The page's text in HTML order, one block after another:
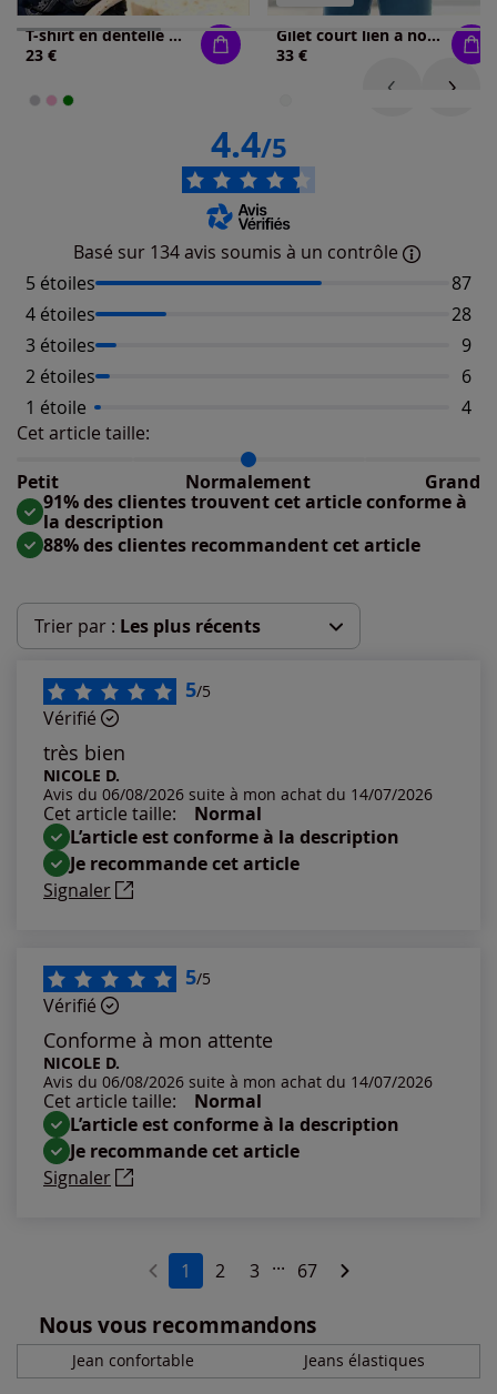
T-shirt en dentelle manches bouffantes discrètes
23 €
Gilet court lien à nouer
33 €
4.4/5
Basé sur 134 avis soumis à un contrôle
5 étoiles
87
4 étoiles
28
3 étoiles
9
2 étoiles
6
1 étoile
4
Cet article taille:
Petit
Normalement Grand
Répartition du taillant selon les avis clients
Taille normalement : 87%
Taille grand : 7%
91% des clientes trouvent cet article conforme à
la description
88% des clientes recommandent cet article
Trier par : Les plus récents
Les plus récents
Les plus anciens
Notes les plus élevées
Notes les plus basses
5/5
Vérifié
très bien
NICOLE D.
Avis du 06/08/2026 suite à mon achat du 14/07/2026
Cet article taille:
Normal
L’article est conforme à la description
Je recommande cet article
Signaler
5/5
Vérifié
Conforme à mon attente
NICOLE D.
Avis du 06/08/2026 suite à mon achat du 14/07/2026
Cet article taille:
Normal
L’article est conforme à la description
Je recommande cet article
Signaler
1 2 3 ... 67
Nous vous recommandons
Jean confortable Jeans élastiques